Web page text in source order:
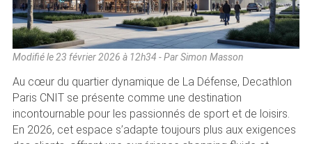
Modifié le23 février 2026 à 12h34 - Par Simon Masson
Au cœur du quartier dynamique de La Défense, Decathlon
Paris CNIT se présente comme une destination
incontournable pour les passionnés de sport et de loisirs.
En 2026, cet espace s’adapte toujours plus aux exigences